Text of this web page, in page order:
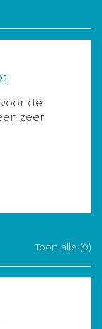
de
zeer
Toon alle (9)